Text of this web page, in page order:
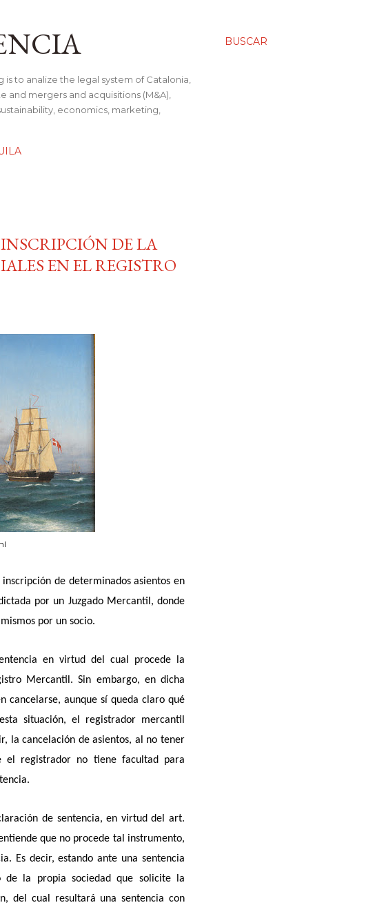
BUSCAR
to analize the legal system of Catalonia,
and mergers and acquisitions (M&A),
economics, marketing,
DE LA
EN EL REGISTRO
de determinados asientos en
por un Juzgado Mercantil, donde
por un socio.
en virtud del cual procede la
Mercantil. Sin embargo, en dicha
cancelarse, aunque sí queda claro qué
situación, el registrador mercantil
la cancelación de asientos, al no tener
el registrador no tiene facultad para
de sentencia, en virtud del art.
que no procede tal instrumento,
Es decir, estando ante una sentencia
de la propia sociedad que solicite la
del cual resultará una sentencia con